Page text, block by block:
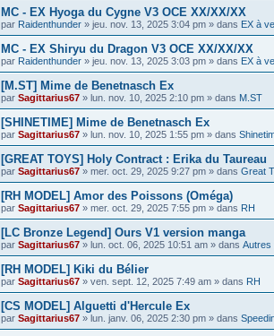
MC - EX Hyoga du Cygne V3 OCE XX/XX/XX
par Raidenthunder » jeu. nov. 13, 2025 3:04 pm » dans EX à
MC - EX Shiryu du Dragon V3 OCE XX/XX/XX
par Raidenthunder » jeu. nov. 13, 2025 3:03 pm » dans EX à
[M.ST] Mime de Benetnasch Ex
par Sagittarius67 » lun. nov. 10, 2025 2:10 pm » dans M.ST
[SHINETIME] Mime de Benetnasch Ex
par Sagittarius67 » lun. nov. 10, 2025 1:55 pm » dans
[GREAT TOYS] Holy Contract : Erika du Taureau
par Sagittarius67 » mer. oct. 29, 2025 9:27 pm » dans Great
[RH MODEL] Amor des Poissons (Oméga)
par Sagittarius67 » mer. oct. 29, 2025 7:55 pm » dans RH
[LC Bronze Legend] Ours V1 version manga
par Sagittarius67 » lun. oct. 06, 2025 10:51 am » dans Autres
[RH MODEL] Kiki du Bélier
par Sagittarius67 » ven. sept. 12, 2025 7:49 am » dans RH
[CS MODEL] Alguetti d'Hercule Ex
par Sagittarius67 » lun. janv. 06, 2025 2:30 pm » dans